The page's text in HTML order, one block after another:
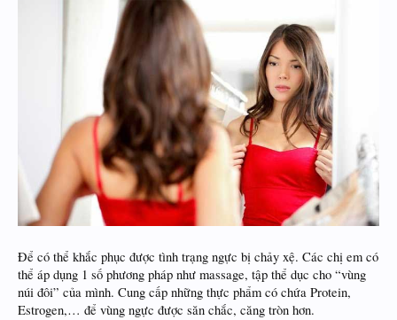
Để có thể khắc phục được tình trạng ngực bị chảy xệ. Các chị em có
thể áp dụng 1 số phương pháp như massage, tập thể dục cho “vùng
núi đôi” của mình. Cung cấp những thực phẩm có chứa Protein,
Estrogen,… để vùng ngực được săn chắc, căng tròn hơn.